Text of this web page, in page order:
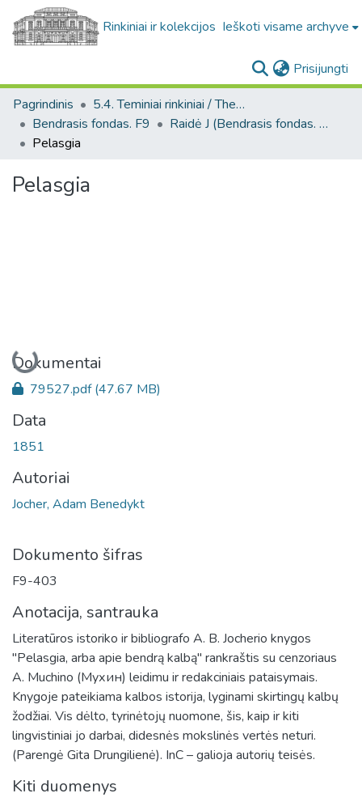
Rinkiniai ir kolekcijos Ieškoti visame archyve
Prisijungti
Pagrindinis
5.4. Teminiai rinkiniai / Thematic collections
Bendrasis fondas. F9
Raidė J (Bendrasis fondas. F9)
Pelasgia
Pelasgia
Įkeliama...
Dokumentai
79527.pdf(47.67 MB)
Data
1851
Autoriai
Jocher, Adam Benedykt
Dokumento šifras
F9-403
Anotacija, santrauka
Literatūros istoriko ir bibliografo A. B. Jocherio knygos
"Pelasgia, arba apie bendrą kalbą" rankraštis su cenzoriaus
A. Muchino (Мухин) leidimu ir redakciniais pataisymais.
Knygoje pateikiama kalbos istorija, lyginami skirtingų kalbų
žodžiai. Vis dėlto, tyrinėtojų nuomone, šis, kaip ir kiti
lingvistiniai jo darbai, didesnės mokslinės vertės neturi.
(Parengė Gita Drungilienė). InC – galioja autorių teisės.
Kiti duomenys